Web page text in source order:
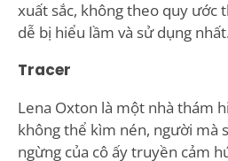
xuất sắc, không theo quy ước
dễ bị hiểu lầm và sử dụng nhất.
Tracer
Lena Oxton là một nhà thám
không thể kìm nén, người mà
ngừng của cô ấy truyền cảm